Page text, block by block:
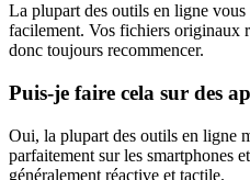
La plupart des outils en ligne vous
facilement. Vos fichiers originaux
donc toujours recommencer.
Puis-je faire cela sur des
Oui, la plupart des outils en ligne
parfaitement sur les smartphones
généralement réactive et tactile.